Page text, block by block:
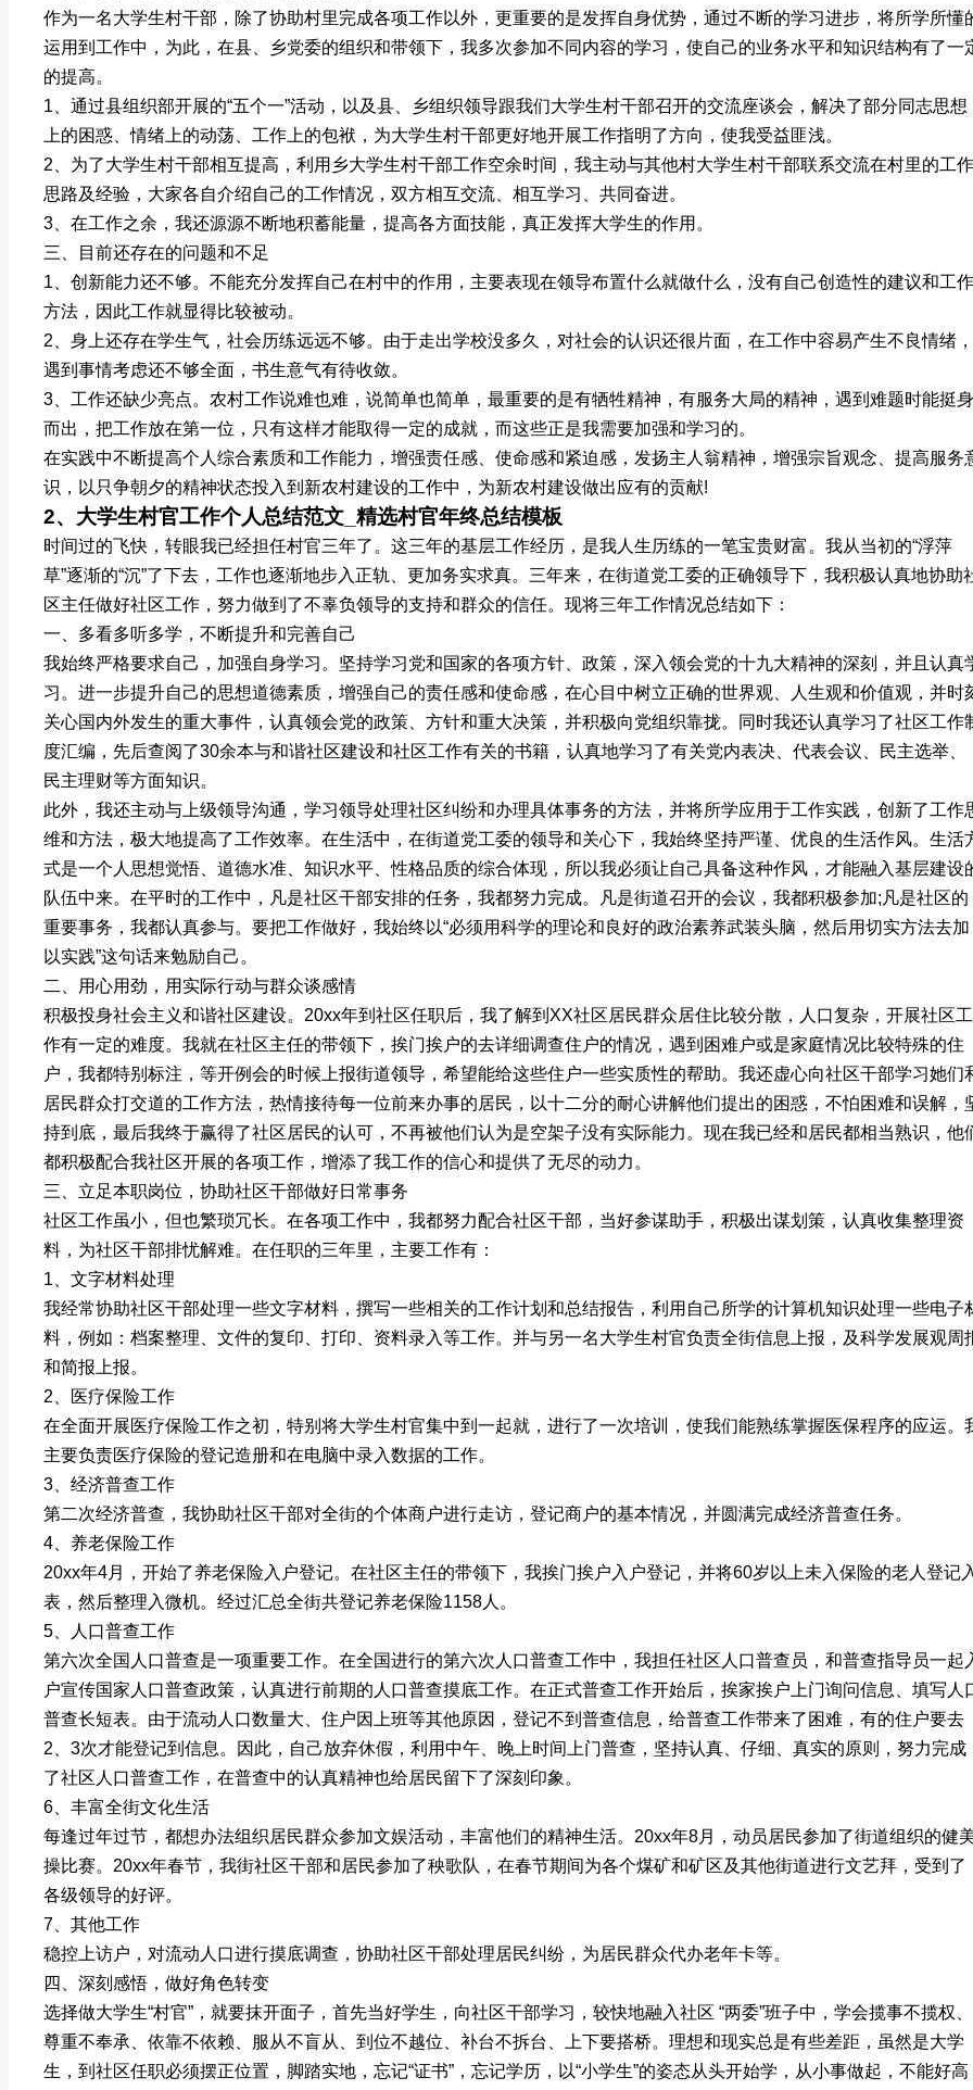
作为一名大学生村干部，除了协助村里完成各项工作以外，更重要的是发挥自身优势，通过不断的学习进步，将所学所懂
运用到工作中，为此，在县、乡党委的组织和带领下，我多次参加不同内容的学习，使自己的业务水平和知识结构有了一
的提高。
1、通过县组织部开展的“五个一”活动，以及县、乡组织领导跟我们大学生村干部召开的交流座谈会，解决了部分同志思想
上的困惑、情绪上的动荡、工作上的包袱，为大学生村干部更好地开展工作指明了方向，使我受益匪浅。
2、为了大学生村干部相互提高，利用乡大学生村干部工作空余时间，我主动与其他村大学生村干部联系交流在村里的工作
思路及经验，大家各自介绍自己的工作情况，双方相互交流、相互学习、共同奋进。
3、在工作之余，我还源源不断地积蓄能量，提高各方面技能，真正发挥大学生的作用。
三、目前还存在的问题和不足
1、创新能力还不够。不能充分发挥自己在村中的作用，主要表现在领导布置什么就做什么，没有自己创造性的建议和工作
方法，因此工作就显得比较被动。
2、身上还存在学生气，社会历练远远不够。由于走出学校没多久，对社会的认识还很片面，在工作中容易产生不良情绪，
遇到事情考虑还不够全面，书生意气有待收敛。
3、工作还缺少亮点。农村工作说难也难，说简单也简单，最重要的是有牺牲精神，有服务大局的精神，遇到难题时能挺身
而出，把工作放在第一位，只有这样才能取得一定的成就，而这些正是我需要加强和学习的。
在实践中不断提高个人综合素质和工作能力，增强责任感、使命感和紧迫感，发扬主人翁精神，增强宗旨观念、提高服务
识，以只争朝夕的精神状态投入到新农村建设的工作中，为新农村建设做出应有的贡献!
2、大学生村官工作个人总结范文_精选村官年终总结模板
时间过的飞快，转眼我已经担任村官三年了。这三年的基层工作经历，是我人生历练的一笔宝贵财富。我从当初的“浮萍
草”逐渐的“沉”了下去，工作也逐渐地步入正轨、更加务实求真。三年来，在街道党工委的正确领导下，我积极认真地协助
区主任做好社区工作，努力做到了不辜负领导的支持和群众的信任。现将三年工作情况总结如下：
一、多看多听多学，不断提升和完善自己
我始终严格要求自己，加强自身学习。坚持学习党和国家的各项方针、政策，深入领会党的十九大精神的深刻，并且认真
习。进一步提升自己的思想道德素质，增强自己的责任感和使命感，在心目中树立正确的世界观、人生观和价值观，并时
关心国内外发生的重大事件，认真领会党的政策、方针和重大决策，并积极向党组织靠拢。同时我还认真学习了社区工作
度汇编，先后查阅了30余本与和谐社区建设和社区工作有关的书籍，认真地学习了有关党内表决、代表会议、民主选举、
民主理财等方面知识。
此外，我还主动与上级领导沟通，学习领导处理社区纠纷和办理具体事务的方法，并将所学应用于工作实践，创新了工作
维和方法，极大地提高了工作效率。在生活中，在街道党工委的领导和关心下，我始终坚持严谨、优良的生活作风。生活
式是一个人思想觉悟、道德水准、知识水平、性格品质的综合体现，所以我必须让自己具备这种作风，才能融入基层建设
队伍中来。在平时的工作中，凡是社区干部安排的任务，我都努力完成。凡是街道召开的会议，我都积极参加;凡是社区的
重要事务，我都认真参与。要把工作做好，我始终以“必须用科学的理论和良好的政治素养武装头脑，然后用切实方法去加
以实践”这句话来勉励自己。
二、用心用劲，用实际行动与群众谈感情
积极投身社会主义和谐社区建设。20xx年到社区任职后，我了解到XX社区居民群众居住比较分散，人口复杂，开展社区工
作有一定的难度。我就在社区主任的带领下，挨门挨户的去详细调查住户的情况，遇到困难户或是家庭情况比较特殊的住
户，我都特别标注，等开例会的时候上报街道领导，希望能给这些住户一些实质性的帮助。我还虚心向社区干部学习她们
居民群众打交道的工作方法，热情接待每一位前来办事的居民，以十二分的耐心讲解他们提出的困惑，不怕困难和误解，
持到底，最后我终于赢得了社区居民的认可，不再被他们认为是空架子没有实际能力。现在我已经和居民都相当熟识，他
都积极配合我社区开展的各项工作，增添了我工作的信心和提供了无尽的动力。
三、立足本职岗位，协助社区干部做好日常事务
社区工作虽小，但也繁琐冗长。在各项工作中，我都努力配合社区干部，当好参谋助手，积极出谋划策，认真收集整理资
料，为社区干部排忧解难。在任职的三年里，主要工作有：
1、文字材料处理
我经常协助社区干部处理一些文字材料，撰写一些相关的工作计划和总结报告，利用自己所学的计算机知识处理一些电子
料，例如：档案整理、文件的复印、打印、资料录入等工作。并与另一名大学生村官负责全街信息上报，及科学发展观周
和简报上报。
2、医疗保险工作
在全面开展医疗保险工作之初，特别将大学生村官集中到一起就，进行了一次培训，使我们能熟练掌握医保程序的应运。
主要负责医疗保险的登记造册和在电脑中录入数据的工作。
3、经济普查工作
第二次经济普查，我协助社区干部对全街的个体商户进行走访，登记商户的基本情况，并圆满完成经济普查任务。
4、养老保险工作
20xx年4月，开始了养老保险入户登记。在社区主任的带领下，我挨门挨户入户登记，并将60岁以上未入保险的老人登记
表，然后整理入微机。经过汇总全街共登记养老保险1158人。
5、人口普查工作
第六次全国人口普查是一项重要工作。在全国进行的第六次人口普查工作中，我担任社区人口普查员，和普查指导员一起
户宣传国家人口普查政策，认真进行前期的人口普查摸底工作。在正式普查工作开始后，挨家挨户上门询问信息、填写人
普查长短表。由于流动人口数量大、住户因上班等其他原因，登记不到普查信息，给普查工作带来了困难，有的住户要去
2、3次才能登记到信息。因此，自己放弃休假，利用中午、晚上时间上门普查，坚持认真、仔细、真实的原则，努力完成
了社区人口普查工作，在普查中的认真精神也给居民留下了深刻印象。
6、丰富全街文化生活
每逢过年过节，都想办法组织居民群众参加文娱活动，丰富他们的精神生活。20xx年8月，动员居民参加了街道组织的健
操比赛。20xx年春节，我街社区干部和居民参加了秧歌队，在春节期间为各个煤矿和矿区及其他街道进行文艺拜，受到了
各级领导的好评。
7、其他工作
稳控上访户，对流动人口进行摸底调查，协助社区干部处理居民纠纷，为居民群众代办老年卡等。
四、深刻感悟，做好角色转变
选择做大学生“村官”，就要抹开面子，首先当好学生，向社区干部学习，较快地融入社区 “两委”班子中，学会揽事不揽权、
尊重不奉承、依靠不依赖、服从不盲从、到位不越位、补台不拆台、上下要搭桥。理想和现实总是有些差距，虽然是大学
生，到社区任职必须摆正位置，脚踏实地，忘记“证书”，忘记学历，以“小学生”的姿态从头开始学，从小事做起，不能好高